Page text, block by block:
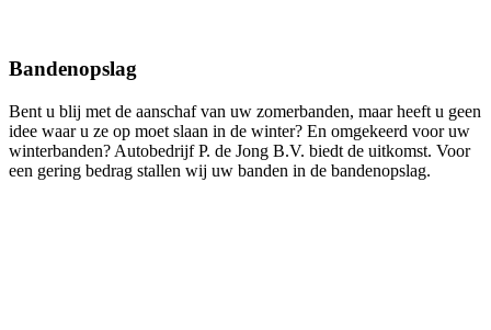
Bandenopslag
Bent u blij met de aanschaf van uw zomerbanden, maar heeft u geen
idee waar u ze op moet slaan in de winter? En omgekeerd voor uw
winterbanden? Autobedrijf P. de Jong B.V. biedt de uitkomst. Voor
een gering bedrag stallen wij uw banden in de bandenopslag.